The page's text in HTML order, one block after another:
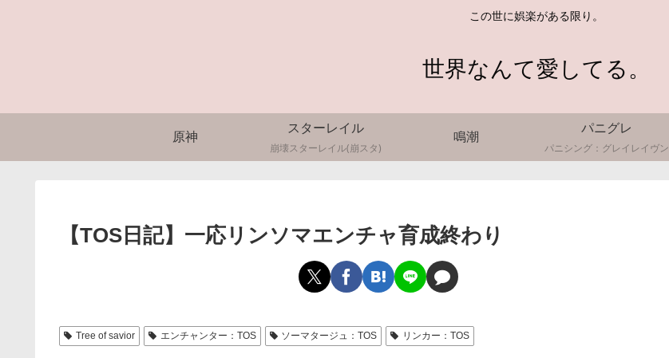
この世に娯楽がある限り。
世界なんて愛してる。
原神
スターレイル
崩壊スターレイル(崩スタ)
鳴潮
パニグレ
パニシング：グレイレイヴン
【TOS日記】一応リンソマエンチャ育成終わり
Tree of savior エンチャンター：TOS ソーマタージュ：TOS リンカー：TOS